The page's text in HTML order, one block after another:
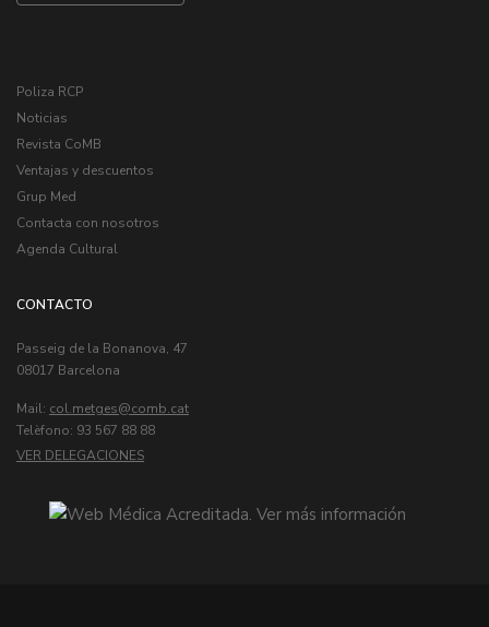
Poliza RCP
Noticias
Revista CoMB
Ventajas y descuentos
Grup Med
Contacta con nosotros
Agenda Cultural
CONTACTO
Passeig de la Bonanova, 47
08017 Barcelona
Mail: col.metges
Telèfono: 93 567 88 88
VER DELEGACIONES